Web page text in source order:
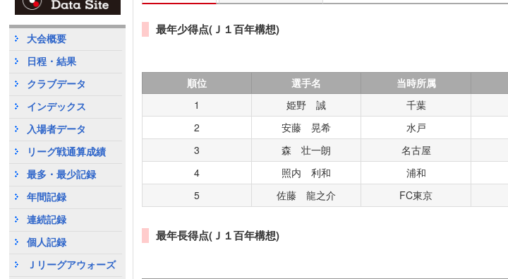
大会概要
日程・結果
クラブデータ
インデックス
入場者データ
リーグ戦通算成績
最多・最少記録
年間記録
連続記録
個人記録
Ｊリーグアウォーズ
最年少得点(Ｊ１百年構想)
順位 選手名 当時所属
1
姫野 誠 千葉
2
安藤 晃希 水戸
3
森 壮一朗 名古屋
4
照内 利和 浦和
5
佐藤 龍之介 FC東京
最年長得点(Ｊ１百年構想)